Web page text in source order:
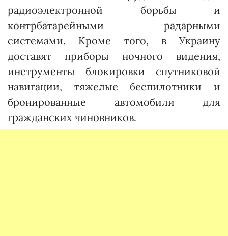
радиоэлектронной борьбы и
контрбатарейными радарными
системами. Кроме того, в Украину
доставят приборы ночного видения,
инструменты блокировки спутниковой
навигации, тяжелые беспилотники и
бронированные автомобили для
гражданских чиновников.